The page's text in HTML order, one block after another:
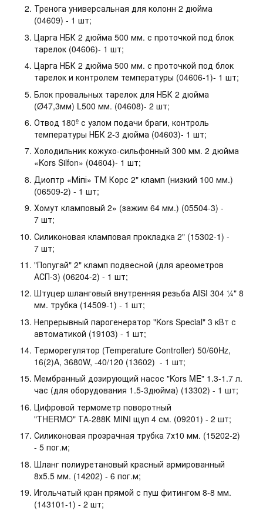
Тренога универсальная для колонн 2 дюйма
(04609) - 1 шт;
Царга НБК 2 дюйма 500 мм. с проточкой под блок
тарелок (04606)- 1 шт;
Царга НБК 2 дюйма 500 мм. с проточкой под блок
тарелок и контролем температуры (04606-1)- 1 шт;
Блок провальных тарелок для НБК 2 дюйма
(Ø47,3мм) L500 мм. (04608)- 2 шт;
Отвод 180º с узлом подачи браги, контроль
температуры НБК 2-3 дюйма (04603)- 1 шт;
Холодильник кожухо-сильфонный 300 мм. 2 дюйма
«Kors Silfon» (04604)- 1 шт;
Диоптр «Міпі» ТМ Корс 2" кламп (низкий 100 мм.)
(06509-2) - 1 шт;
Хомут кламповый 2» (зажим 64 мм.) (05504-3) -
7 шт;
Силиконовая кламповая прокладка 2" (15302-1) -
7 шт;
"Попугай" 2" кламп подвесной (для ареометров
АСП-3) (06204-2) - 1 шт;
Штуцер шланговый внутренняя резьба AISI 304 ¼" 8
мм. трубка (14509-1) - 1 шт;
Непрерывный парогенератор "Kors Special" 3 кВт с
автоматикой (19103) - 1 шт;
Терморегулятор (Temperature Controller) 50/60Hz,
16(2)A, 3680W, -40/120 (13602) - 1 шт;
Мембранный дозирующий насос "Kors ME" 1.3-1.7 л.
час (для оборудования 1.5-3дюйма) (13302) - 1 шт;
Цифровой термометр поворотный
"THERMO" ТА-288К MINI щуп 4 см. (09201) - 2 шт;
Силиконовая прозрачная трубка 7х10 мм. (15202-2)
- 5 пог.м;
Шланг полиуретановый красный армированный
8х5.5 мм. (14202) - 6 пог.м;
Игольчатый кран прямой с пуш фитингом 8-8 мм.
(143101-1) - 2 шт;